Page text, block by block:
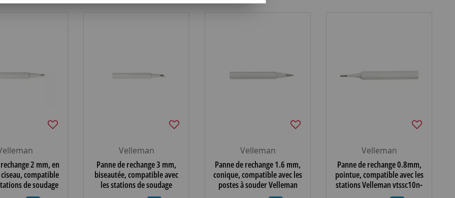
2 mm, en
compatible
de soudage
vtssc10n-20n-30n
Velleman
Panne de rechange 3 mm,
biseautée, compatible avec
les stations de soudage
Velleman vtssc10n-20n-30n
Velleman
Panne de rechange 1.6 mm,
conique, compatible avec les
postes à souder Velleman
vtssc10n-20n-30n
Velleman
Panne de rechange 0.8mm,
pointue, compatible avec les
stations Velleman vtssc10n-
20n-30n (BITC10N2)